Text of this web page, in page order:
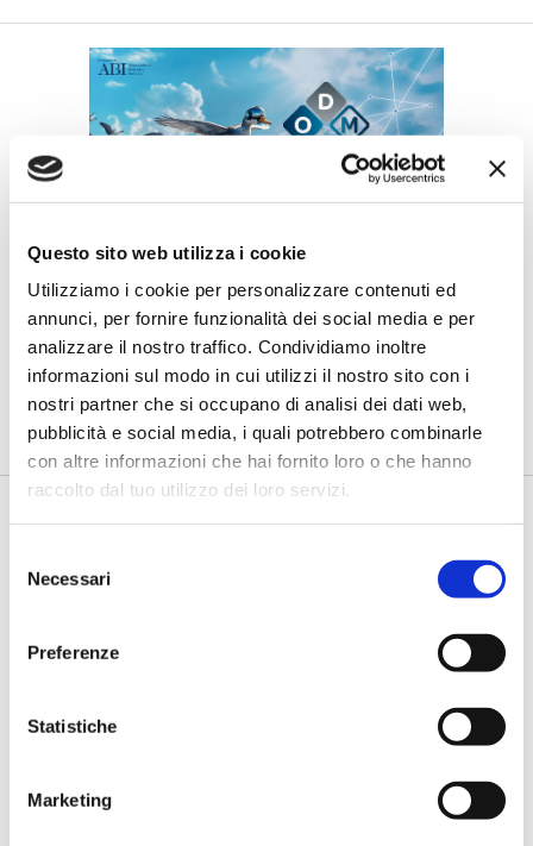
Questo sito web utilizza i cookie
Utilizziamo i cookie per personalizzare contenuti ed
annunci, per fornire funzionalità dei social media e per
analizzare il nostro traffico. Condividiamo inoltre
informazioni sul modo in cui utilizzi il nostro sito con i
nostri partner che si occupano di analisi dei dati web,
pubblicità e social media, i quali potrebbero combinarle
con altre informazioni che hai fornito loro o che hanno
raccolto dal tuo utilizzo dei loro servizi.
delNecessari
Preferenze
Statistiche
Marketing
SPECIALI EVENTI
Osservatorio Digital Marketing e
Comunicazione integrata
di -Il percorso di approfondimento tra i principali temi di
mercato retail
SPECIALI EVENTI
di -L’appuntamento internazionale made in Italy sulle